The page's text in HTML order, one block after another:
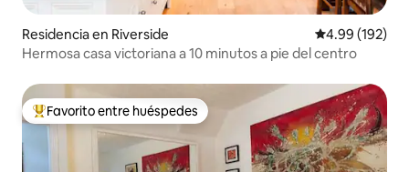
Residencia en Riverside Calificación
4.99 (192)
Hermosa casa victoriana a 10 minutos a pie del centro
De los mejores en Favorito entre huéspedes
Favorito entre huéspedes